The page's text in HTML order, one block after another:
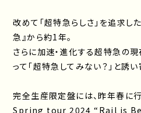
改めて「超特急らしさ」を追求
急』から約1年。
さらに加速・進化する超特急の
って「超特急してみない？」と誘
完全生産限定盤には、昨年春に
Spring tour 2024 “Rail is